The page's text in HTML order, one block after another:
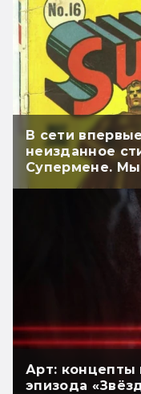
В сети
неизданное
Супермене.
Арт: концепты
эпизода